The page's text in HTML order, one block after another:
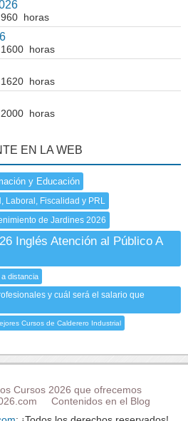
horas
horas
horas
horas
EN LA WEB
y Educación
Laboral, Fiscalidad y PRL
de Jardines 2026
Inglés Atención al Público A
distancia
y cuál será el salario que
Cursos de Calderero Industrial
Cursos 2026 que ofrecemos
Contenidos en el Blog